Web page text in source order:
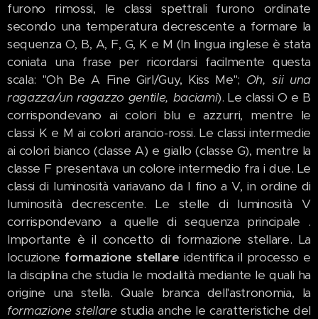
furono rimossi, le classi spettrali furono ordinate
secondo una temperatura decrescente a formare la
sequenza O, B, A, F, G, K e M (In lingua inglese è stata
coniata una frase per ricordarsi facilmente questa
scala: "Oh Be A Fine Girl/Guy, Kiss Me"; Oh, sii una
ragazza/un ragazzo gentile, baciami). Le classi O e B
corrispondevano ai colori blu e azzurri, mentre le
classi K e M ai colori arancio-rossi. Le classi intermedie
ai colori bianco (classe A) e giallo (classe G), mentre la
classe F presentava un colore intermedio fra i due. Le
classi di luminosità variavano da I fino a V, in ordine di
luminosità decrescente. Le stelle di luminosità V
corrispondevano a quelle di sequenza principale .
Importante è il concetto di formazione stellare. La
locuzione formazione stellare identifica il processo e
la disciplina che studia le modalità mediante le quali ha
origine una stella. Quale branca dell'astronomia, la
formazione stellarestudia anche le caratteristiche del